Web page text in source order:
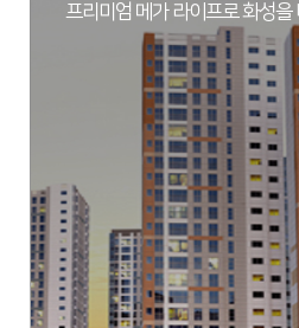
현장 경기도 화성시 기안
시행 코리아신탁
프리미엄 메가 라이프로 화성을